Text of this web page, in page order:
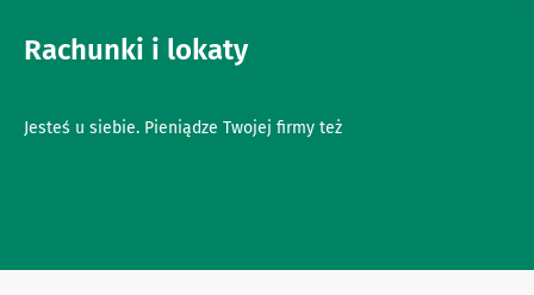
Rachunki i lokaty
Jesteś u siebie. Pieniądze Twojej firmy też